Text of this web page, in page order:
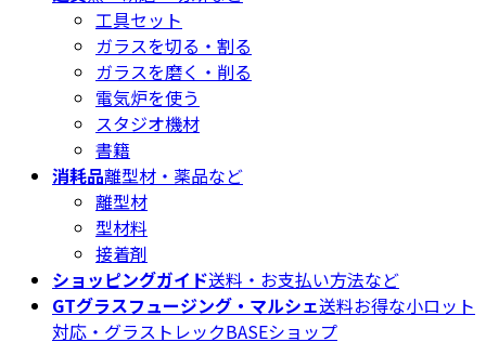
工具セット
ガラスを切る・割る
ガラスを磨く・削る
電気炉を使う
スタジオ機材
書籍
消耗品離型材・薬品など
離型材
型材料
接着剤
ショッピングガイド送料・お支払い方法など
GTグラスフュージング・マルシェ送料お得な小ロット
対応・グラストレックBASEショップ